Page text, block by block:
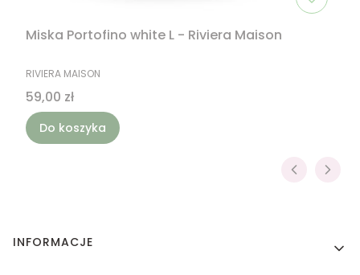
Miska Portofino white L - Riviera Maison
PRODUCENT
RIVIERA MAISON
Cena
59,00 zł
Do koszyka
Linki w stopce
INFORMACJE